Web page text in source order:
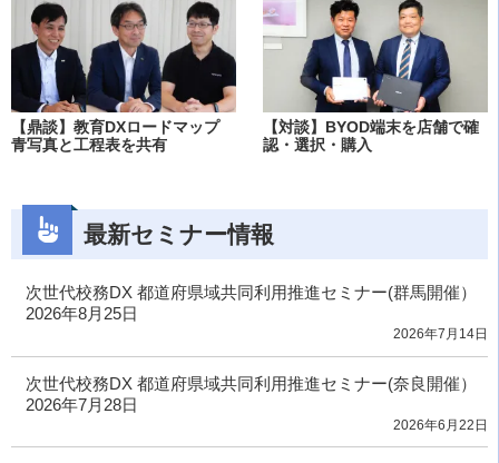
【鼎談】教育DXロードマップ
青写真と工程表を共有
【対談】BYOD端末を店舗で確
認・選択・購入
最新セミナー情報
次世代校務DX 都道府県域共同利用推進セミナー(群馬開催）
2026年8月25日
2026年7月14日
次世代校務DX 都道府県域共同利用推進セミナー(奈良開催）
2026年7月28日
2026年6月22日